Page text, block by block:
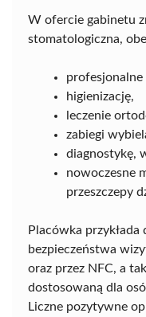
W ofercie gabinetu
stomatologiczna,
profesjonalne
higienizację,
leczenie
zabiegi
diagnostykę,
nowoczesne
przeszczepy
Placówka
bezpieczeństwa
oraz przez NFC, a
dostosowaną dla
Liczne pozytywne